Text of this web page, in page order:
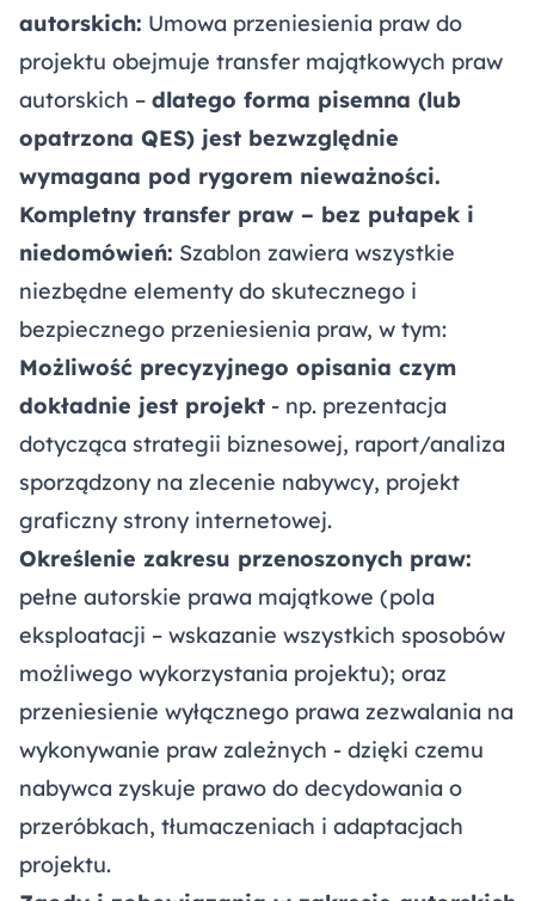
autorskich: Umowa przeniesienia praw do
projektu obejmuje transfer majątkowych praw
autorskich – dlatego forma pisemna (lub
opatrzona QES) jest bezwzględnie
wymagana pod rygorem nieważności.
Kompletny transfer praw – bez pułapek i
niedomówień: Szablon zawiera wszystkie
niezbędne elementy do skutecznego i
bezpiecznego przeniesienia praw, w tym:
Możliwość precyzyjnego opisania czym
dokładnie jest projekt - np. prezentacja
dotycząca strategii biznesowej, raport/analiza
sporządzony na zlecenie nabywcy, projekt
graficzny strony internetowej.
Określenie zakresu przenoszonych praw:
pełne autorskie prawa majątkowe (pola
eksploatacji – wskazanie wszystkich sposobów
możliwego wykorzystania projektu); oraz
przeniesienie wyłącznego prawa zezwalania na
wykonywanie praw zależnych - dzięki czemu
nabywca zyskuje prawo do decydowania o
przeróbkach, tłumaczeniach i adaptacjach
projektu.